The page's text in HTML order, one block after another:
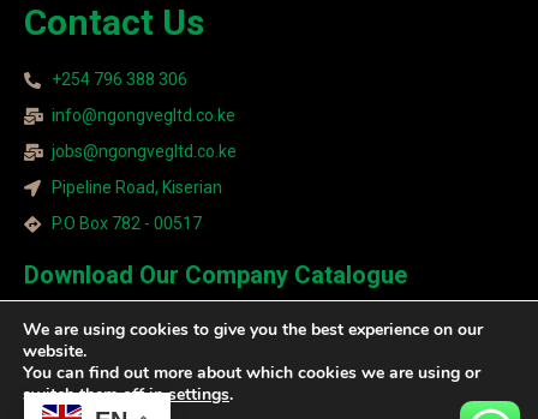
Contact Us
+254 796 388 306
info@ngongvegltd.co.ke
jobs@ngongvegltd.co.ke
Pipeline Road, Kiserian
P.O Box 782 - 00517
Download Our Company Catalogue
Download Now
Copyright © Ngong Veg Ltd 2026
We are using cookies to give you the best experience on our
website.
You can find out more about which cookies we are using or
switch them off insettings.